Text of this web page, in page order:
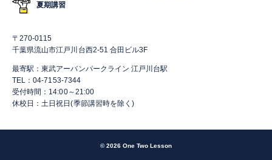
夏期講習
〒270-0115
千葉県流山市江戸川台西2-51 合田ビル3F
最寄駅：東武アーバンパークライン 江戸川台駅
TEL：04-7153-7344
受付時間：14:00～21:00
休校日：土日祝日(季節講習時を除く)
© 2026 One Two Lesson